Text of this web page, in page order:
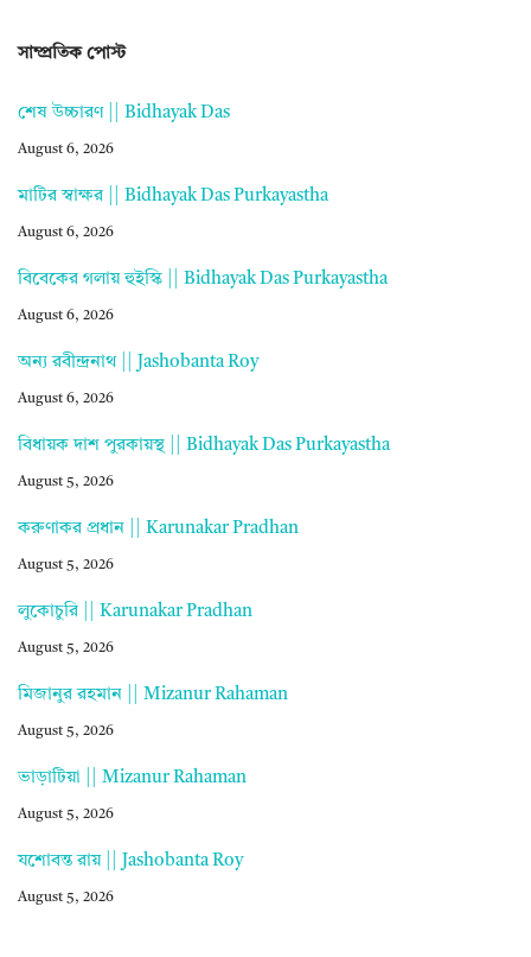
সাম্প্রতিক পোস্ট
শেষ উচ্চারণ || Bidhayak Das
August 6, 2026
মাটির স্বাক্ষর || Bidhayak Das Purkayastha
August 6, 2026
বিবেকের গলায় হুইস্কি || Bidhayak Das Purkayastha
August 6, 2026
অন্য রবীন্দ্রনাথ || Jashobanta Roy
August 6, 2026
বিধায়ক দাশ পুরকায়স্থ || Bidhayak Das Purkayastha
August 5, 2026
করুণাকর প্রধান || Karunakar Pradhan
August 5, 2026
লুকোচুরি || Karunakar Pradhan
August 5, 2026
মিজানুর রহমান || Mizanur Rahaman
August 5, 2026
ভাড়াটিয়া || Mizanur Rahaman
August 5, 2026
যশোবন্ত রায় || Jashobanta Roy
August 5, 2026